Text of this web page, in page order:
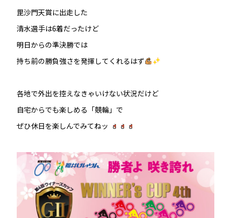
毘沙門天賞に出走した
清水選手は6着だったけど
明日からの準決勝では
持ち前の勝負強さを発揮してくれるはず
各地で外出を控えなきゃいけない状況だけど
自宅からでも楽しめる「競輪」で
ぜひ休日を楽しんでみてねッ